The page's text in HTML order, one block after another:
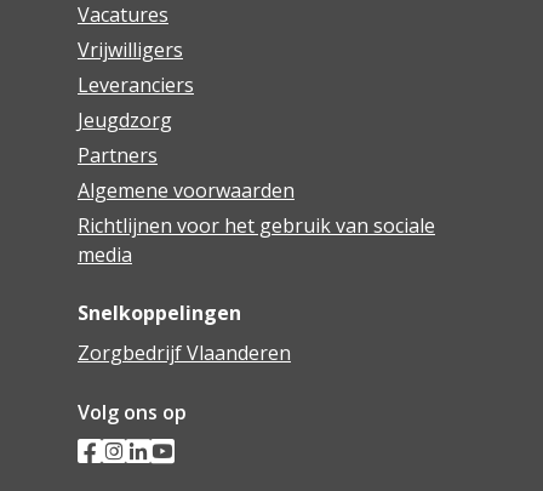
Vacatures
Vrijwilligers
Leveranciers
Jeugdzorg
Partners
Algemene voorwaarden
Richtlijnen voor het gebruik van sociale
media
Snelkoppelingen
Zorgbedrijf Vlaanderen
Volg ons op